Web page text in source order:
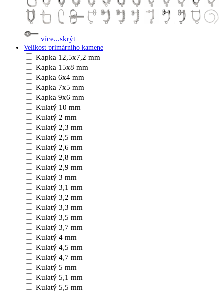
více...skrýt
Velikost primárního kamene
Kapka 12,5x7,2 mm
Kapka 15x8 mm
Kapka 6x4 mm
Kapka 7x5 mm
Kapka 9x6 mm
Kulatý 10 mm
Kulatý 2 mm
Kulatý 2,3 mm
Kulatý 2,5 mm
Kulatý 2,6 mm
Kulatý 2,8 mm
Kulatý 2,9 mm
Kulatý 3 mm
Kulatý 3,1 mm
Kulatý 3,2 mm
Kulatý 3,3 mm
Kulatý 3,5 mm
Kulatý 3,7 mm
Kulatý 4 mm
Kulatý 4,5 mm
Kulatý 4,7 mm
Kulatý 5 mm
Kulatý 5,1 mm
Kulatý 5,5 mm